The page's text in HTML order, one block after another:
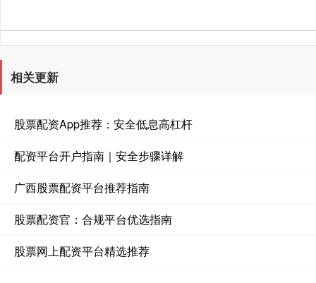
相关更新
股票配资App推荐：安全低息高杠杆
配资平台开户指南｜安全步骤详解
广西股票配资平台推荐指南
股票配资官：合规平台优选指南
股票网上配资平台精选推荐